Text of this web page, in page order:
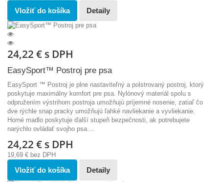
Vložiť do košíka Detaily
24,22 € s DPH
EasySport™ Postroj pre psa
EasySport ™ Postroj je plne nastaviteľný a polstrovaný postroj, ktorý
poskytuje maximálny komfort pre psa. Nylónový materiál spolu s
odpružením výstrihom postroja umožňujú príjemné nosenie, zatiaľ čo
dve rýchle snap pracky umožňujú ľahké navliekanie a vyvliekanie.
Horné madlo poskytuje ďalší stupeň bezpečnosti, ak potrebujete
narýchlo ovládať svojho psa....
24,22 € s DPH
19,69 € bez DPH
Vložiť do košíka Detaily